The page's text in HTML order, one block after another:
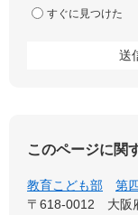
すぐに見つけた
このページに関
教育こども部 第
〒618-0012
大阪